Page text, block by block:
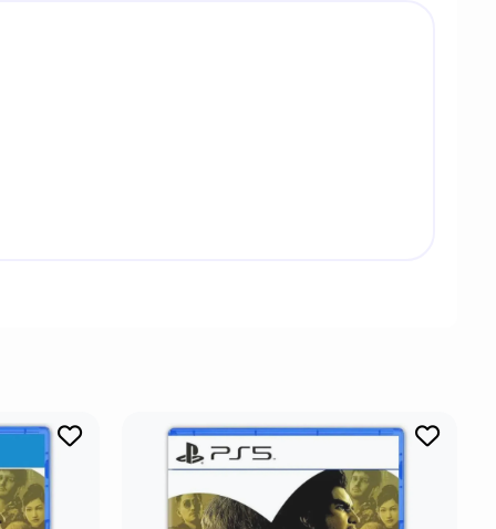
максимум из современного
линии в видеоиграх, так что в Tekken 8 вас